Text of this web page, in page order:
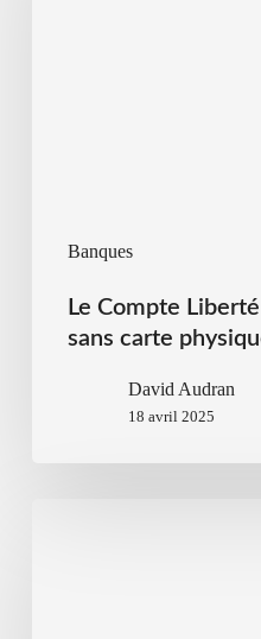
Banques
Le Compte
sans carte
David Audran
18 avril 2025